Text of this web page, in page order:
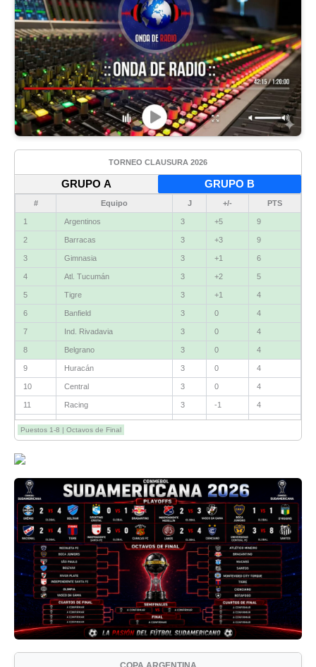
TORNEO CLAUSURA 2026
GRUPO A GRUPO B
# Equipo J +/- PTS
1 Argentinos 3 +5 9
2 Barracas 3 +3 9
3 Gimnasia 3 +1 6
4 Atl. Tucumán 3 +2 5
5 Tigre 3 +1 4
6 Banfield 3 0 4
7 Ind. Rivadavia 3 0 4
8 Belgrano 3 0 4
9 Huracán 3 0 4
10 Central 3 0 4
11 Racing 3 -1 4
12 Estudiantes RC 3 -2 4
13 Sarmiento 3 -1 3
14
15 River 3 -3 0
Puestos 1-8 | Octavos de Final